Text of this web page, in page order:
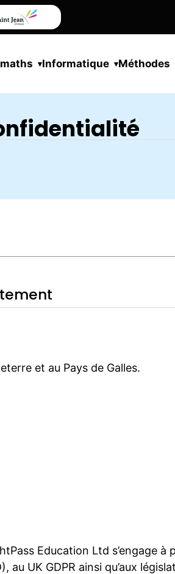
Informatique Méthodes
et au Pays de Galles.
Education Ltd s’engage
au UK GDPR ainsi qu’aux